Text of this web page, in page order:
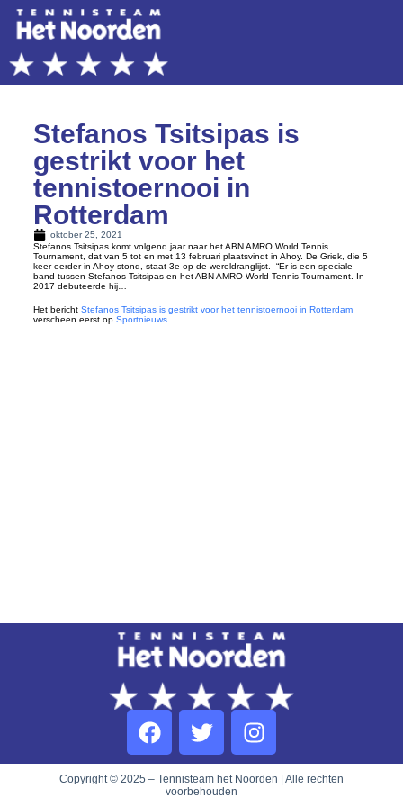
Stefanos Tsitsipas is
gestrikt voor het
tennistoernooi in
Rotterdam
oktober 25, 2021
Stefanos Tsitsipas komt volgend jaar naar het ABN AMRO World Tennis
Tournament, dat van 5 tot en met 13 februari plaatsvindt in Ahoy. De Griek, die 5
keer eerder in Ahoy stond, staat 3e op de wereldranglijst. “Er is een speciale
band tussen Stefanos Tsitsipas en het ABN AMRO World Tennis Tournament. In
2017 debuteerde hij…
Het bericht Stefanos Tsitsipas is gestrikt voor het tennistoernooi in Rotterdam
verscheen eerst op Sportnieuws.
Copyright © 2025 – Tennisteam het Noorden | Alle rechten
voorbehouden